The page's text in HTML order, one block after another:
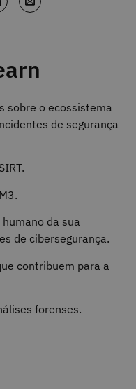
sobre o ecossistema
de segurança
da sua
de cibersegurança.
contribuem para a
forenses.